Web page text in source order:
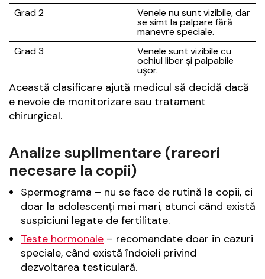
Grad 2
Venele nu sunt vizibile, dar
se simt la palpare fără
manevre speciale.
Grad 3
Venele sunt vizibile cu
ochiul liber și palpabile
ușor.
Această clasificare ajută medicul să decidă dacă
e nevoie de monitorizare sau tratament
chirurgical.
Analize suplimentare (rareori
necesare la copii)
Spermograma – nu se face de rutină la copii, ci
doar la adolescenți mai mari, atunci când există
suspiciuni legate de fertilitate.
Teste hormonale – recomandate doar în cazuri
speciale, când există îndoieli privind
dezvoltarea testiculară.